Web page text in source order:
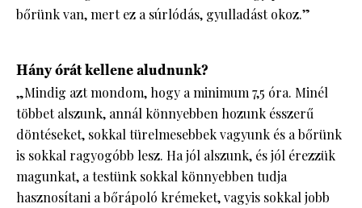
bőrünk van, mert ez a súrlódás, gyulladást okoz.”
Hány órát kellene aludnunk?
„Mindig azt mondom, hogy a minimum 7,5 óra. Minél
többet alszunk, annál könnyebben hozunk ésszerű
döntéseket, sokkal türelmesebbek vagyunk és a bőrünk
is sokkal ragyogóbb lesz. Ha jól alszunk, és jól érezzük
magunkat, a testünk sokkal könnyebben tudja
hasznosítani a bőrápoló krémeket, vagyis sokkal jobb